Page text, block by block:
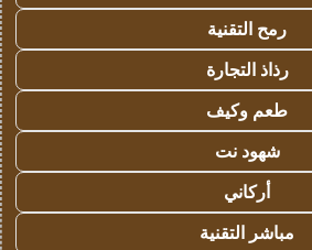
رمح التقنية
رذاذ التجارة
طعم وكيف
شهود نت
أركاني
مباشر التقنية